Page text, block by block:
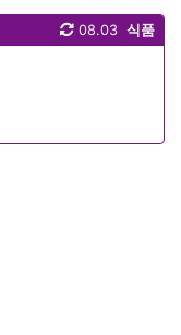
식품
08.03